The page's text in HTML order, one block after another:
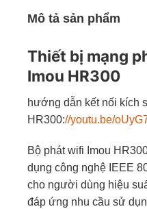
Mô tả sản phẩm
Thiết bị mạng
Imou HR300
hướng dẫn kết nối kích
HR300://youtu.be/
Bộ phát wifi Imou
dụng công nghệ IEEE
cho người dùng hiệu
đáp ứng nhu cầu sử